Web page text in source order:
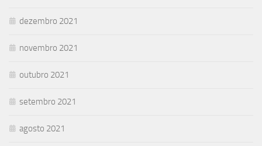
dezembro 2021
novembro 2021
outubro 2021
setembro 2021
agosto 2021